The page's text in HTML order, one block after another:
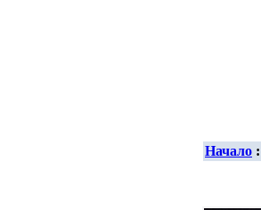
Начало :